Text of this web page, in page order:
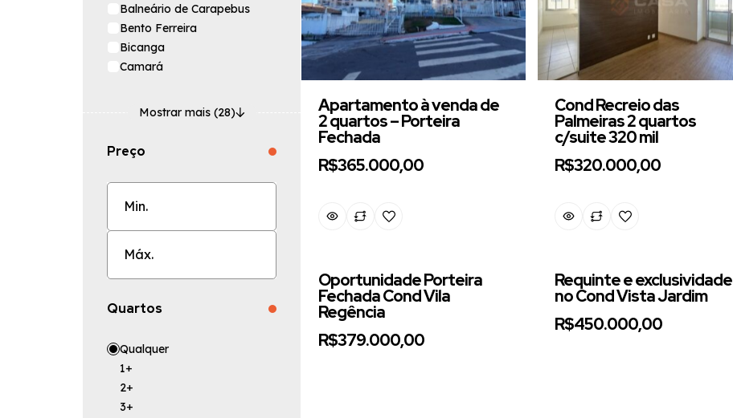
Balneário de Carapebus
Bento Ferreira
Bicanga
Camará
Mostrar mais (28)
Preço
Quartos
Qualquer
1+
2+
3+
Apartamento à venda de
2 quartos – Porteira
Fechada
R$365.000,00
Cond Recreio das
Palmeiras 2 quartos
c/suite 320 mil
R$320.000,00
Oportunidade Porteira
Fechada Cond Vila
Regência
R$379.000,00
Requinte e exclusividade
no Cond Vista Jardim
R$450.000,00